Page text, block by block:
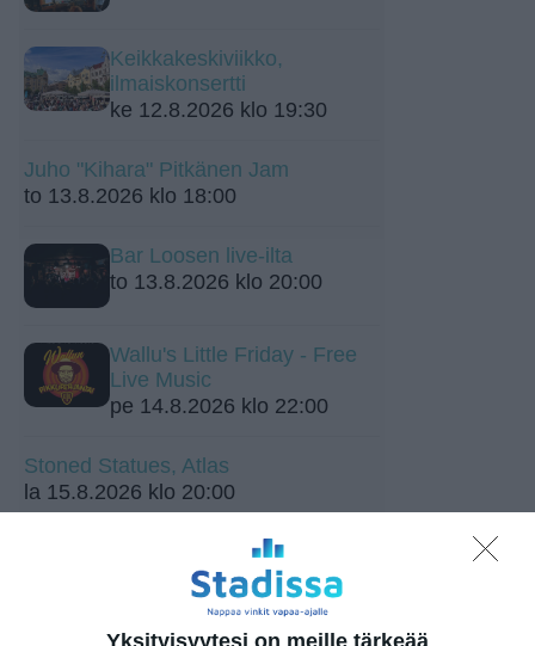
Keikkakeskiviikko,
ilmaiskonsertti
ke 12.8.2026 klo 19:30
Juho "Kihara" Pitkänen Jam
to 13.8.2026 klo 18:00
Bar Loosen live-ilta
to 13.8.2026 klo 20:00
Wallu's Little Friday - Free
Live Music
pe 14.8.2026 klo 22:00
Stoned Statues, Atlas
la 15.8.2026 klo 20:00
Roihuvuoren Rion
kesäkeikat
su 16.8.2026 klo 18:00